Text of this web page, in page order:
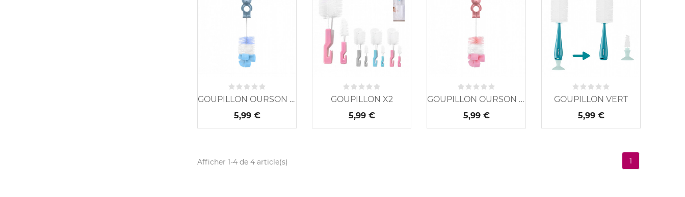
GOUPILLON OURSON BLEU
5,99 €
GOUPILLON X2
5,99 €
GOUPILLON OURSON ROSE
5,99 €
GOUPILLON VERT
5,99 €
Afficher 1-4 de 4 article(s) 1